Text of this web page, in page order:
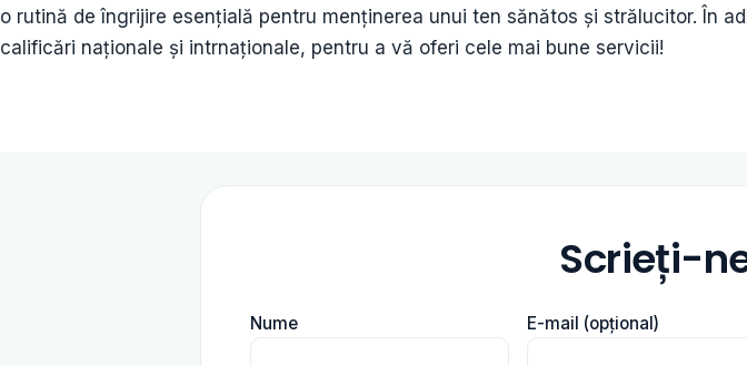
o rutină de îngrijire esențială pentru menținerea unui ten sănătos și strălucitor. În
calificări naționale și intrnaționale, pentru a vă oferi cele mai bune servicii!
Scrieți-
Nume E-mail (opțional)